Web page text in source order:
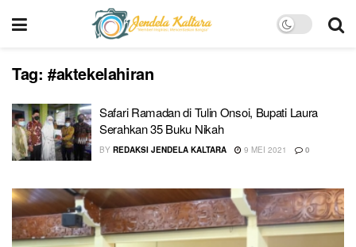
Tag: #aktekelahiran
Safari Ramadan di Tulin Onsoi, Bupati Laura
Serahkan 35 Buku Nikah
BY REDAKSI JENDELA KALTARA 9 MEI 2021 0